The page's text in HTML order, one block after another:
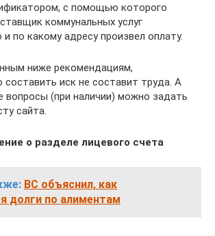
с помощью которого
коммунальных услуг
по какому адресу произвел оплату.
ниже рекомендациям,
составить иск не составит труда. А
вопросы (при наличии) можно задать
сайта.
о разделе лицевого счета
ВС объяснил, как
долги по алиментам